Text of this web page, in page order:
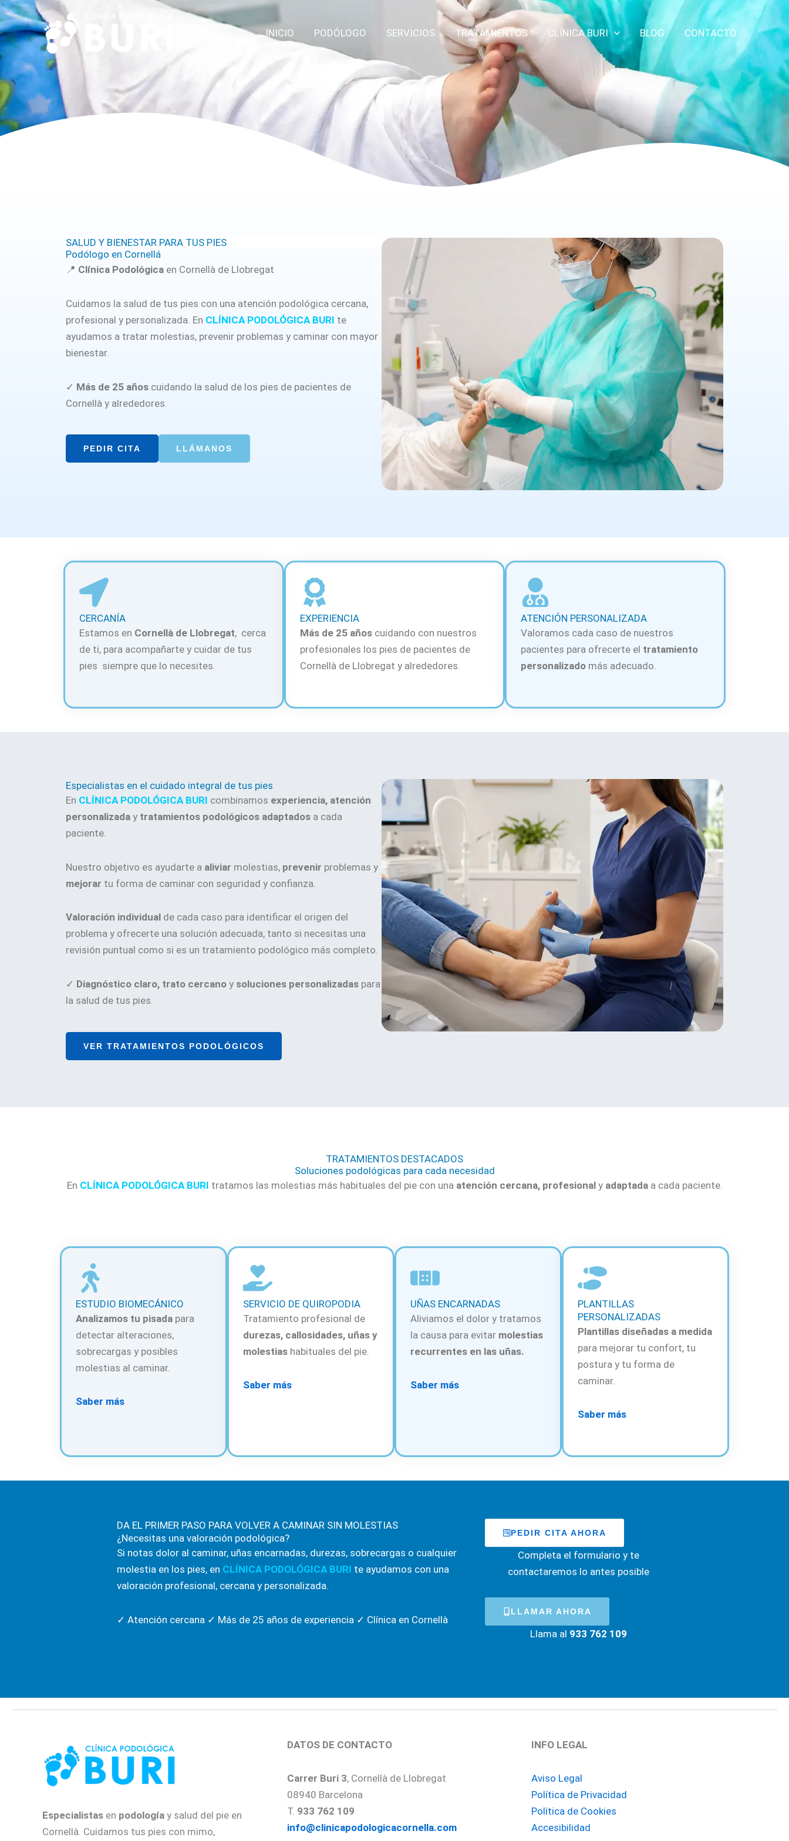
Ir
al
contenido
INICIO PODÓLOGO SERVICIOS TRATAMIENTOS CLÍNICA BURI BLOG CONTACTO
SALUD Y BIENESTAR PARA TUS PIES
Podólogo en Cornellá
📍 Clínica Podológica en Cornellà de Llobregat
Cuidamos la salud de tus pies con una atención podológica cercana,
profesional y personalizada. En CLÍNICA PODOLÓGICA BURI te
ayudamos a tratar molestias, prevenir problemas y caminar con mayor
bienestar.
✓ Más de 25 años cuidando la salud de los pies de pacientes de
Cornellà y alrededores.
PEDIR CITA LLÁMANOS
CERCANÍA
Estamos en Cornellà de Llobregat, cerca
de ti, para acompañarte y cuidar de tus
pies siempre que lo necesites.
EXPERIENCIA
Más de 25 añoscuidando con nuestros
profesionales los pies de pacientes de
Cornellà de Llobregat y alrededores.
ATENCIÓN PERSONALIZADA
Valoramos cada caso de nuestros
pacientes para ofrecerte el tratamiento
personalizado más adecuado.
Especialistas en el cuidado integral de tus pies
En CLÍNICA PODOLÓGICA BURI combinamos experiencia, atención
personalizada y tratamientos podológicos adaptados a cada
paciente.
Nuestro objetivo es ayudarte a aliviar molestias, prevenir problemas y
mejorar tu forma de caminar con seguridad y confianza.
Valoración individual de cada caso para identificar el origen del
problema y ofrecerte una solución adecuada, tanto si necesitas una
revisión puntual como si es un tratamiento podológico más completo.
✓ Diagnóstico claro, trato cercano y soluciones personalizadas para
la salud de tus pies.
VER TRATAMIENTOS PODOLÓGICOS
TRATAMIENTOS DESTACADOS
Soluciones podológicas para cada necesidad
En CLÍNICA PODOLÓGICA BURI tratamos las molestias más habituales del pie con una atención cercana, profesionaly adaptadaa cada paciente.
ESTUDIO BIOMECÁNICO
Analizamos tu pisada para
detectar alteraciones,
sobrecargas y posibles
molestias al caminar.
Saber más
SERVICIO DE QUIROPODIA
Tratamiento profesional de
durezas, callosidades, uñas y
molestias habituales del pie.
Saber más
UÑAS ENCARNADAS
Aliviamos el dolor y tratamos
la causa para evitar molestias
recurrentes en las uñas.
Saber más
PLANTILLAS
PERSONALIZADAS
Plantillas diseñadas a medida
para mejorar tu confort, tu
postura y tu forma de
caminar.
Saber más
DA EL PRIMER PASO PARA VOLVER A CAMINAR SIN MOLESTIAS
¿Necesitas una valoración podológica?
Si notas dolor al caminar, uñas encarnadas, durezas, sobrecargas o cualquier
molestia en los pies, en CLÍNICA PODOLÓGICA BURI te ayudamos con una
valoración profesional, cercana y personalizada.
✓ Atención cercana ✓ Más de 25 años de experiencia ✓ Clínica en Cornellà
PEDIR CITA AHORA
Completa el formulario y te
contactaremos lo antes posible
LLAMAR AHORA
Llama al 933 762 109
Especialistas en podología y salud del pie en
Cornellà. Cuidamos tus pies con mimo,
DATOS DE CONTACTO
Carrer Buri 3, Cornellà de Llobregat
08940 Barcelona
T. 933 762 109
info@clinicapodologicacornella.com
INFO LEGAL
Aviso Legal
Política de Privacidad
Política de Cookies
Accesibilidad